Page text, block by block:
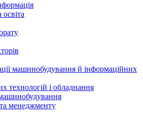
машинобудування й інформаційних
технологій і обладнання
менеджменту